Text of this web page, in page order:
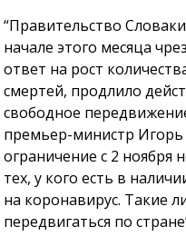
“Правительство
начале этого месяца
ответ на рост
смертей, продлило
свободное
премьер-министр
ограничение с 2 ноября
тех, у кого есть в
на коронавирус. Такие
передвигаться по